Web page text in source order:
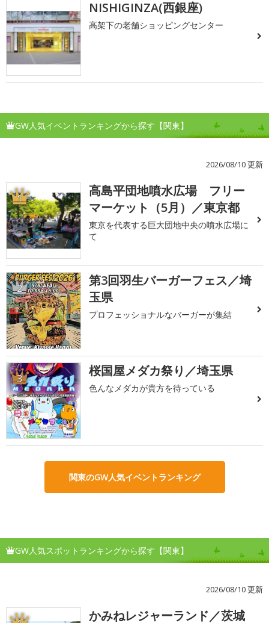
NISHIGINZA(西銀座)
高架下の老舗ショッピングセンター
GW人気イベントランキングから探す【関東】
2026/08/10 更新
1
高島平団地噴水広場 フリー
マーケット（5月）／東京都
東京を代表する巨大団地中央の噴水広場に
て
2
第3回羽生バーガーフェス／埼
玉県
プロフェッショナルなバーガーが集結
3 桜国屋メダカ祭り／埼玉県
色んなメダカが貴方を待っている
関東のGW人気イベントランキング
GW人気スポットランキングから探す【関東】
2026/08/10 更新
かみねレジャーランド／茨城